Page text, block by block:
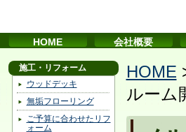
HOME 会社概要
施工・リフォーム
ウッドデッキ
無垢フローリング
ご予算に合わせたリフ
ォーム
HOME
ルーム